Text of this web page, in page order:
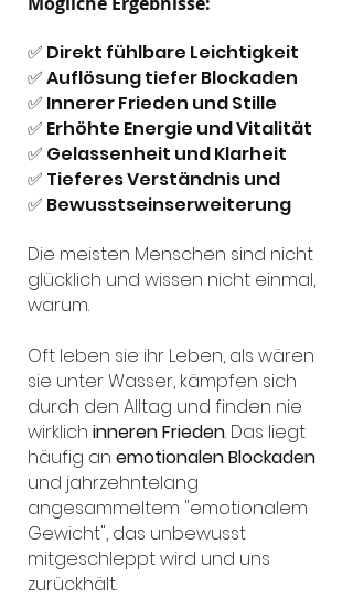
✅ Direkt fühlbare Leichtigkeit
✅ Auflösung tiefer Blockaden
✅ Innerer Frieden und Stille
✅ Erhöhte Energie und Vitalität
✅ Gelassenheit und Klarheit
✅ Tieferes Verständnis und
✅ Bewusstseinserweiterung
Die meisten Menschen sind nicht
glücklich und wissen nicht einmal,
warum.
Oft leben sie ihr Leben, als wären
sie unter Wasser, kämpfen sich
durch den Alltag und finden nie
wirklich inneren Frieden. Das liegt
häufig an emotionalen Blockaden
und jahrzehntelang
angesammeltem "emotionalem
Gewicht", das unbewusst
mitgeschleppt wird und uns
zurückhält.